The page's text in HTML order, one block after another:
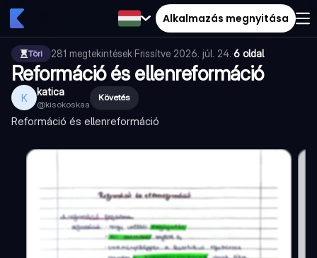
Alkalmazás megnyitása
Töri 281 megtekintések·Frissítve 2026. júl. 24.·6 oldal
Reformáció és ellenreformáció
K katica
@kisokoskaa
Követés
Reformáció és ellenreformáció